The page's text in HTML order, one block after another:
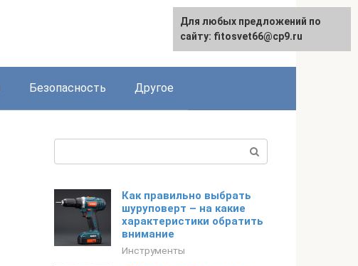
English
Безопасность Другое
Как правильно выбрать
шуруповерт – на какие
характеристики обратить
внимание
Инструменты
Для любых предложений по
сайту: fitosvet66@cp9.ru